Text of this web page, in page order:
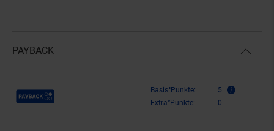
PAYBACK
Payback Punkte Basis°Punkte:
5
Extra°Punkte:
0